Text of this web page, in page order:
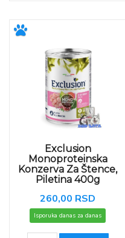
Exclusion
Monoproteinska
Konzerva Za Štence,
Piletina 400g
260,00 RSD
Isporuka danas za danas